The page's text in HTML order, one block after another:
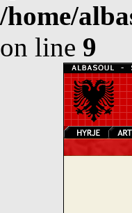
/home/
on line 9